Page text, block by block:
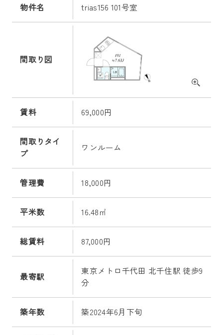
物件名 trias156 101号室
間取り図
賃料 69,000円
間取りタイ
プ
ワンルーム
管理費 18,000円
平米数 16.48㎡
総賃料 87,000円
最寄駅
東京メトロ千代田 北千住駅 徒歩9
分
築年数 築2024年6月下旬